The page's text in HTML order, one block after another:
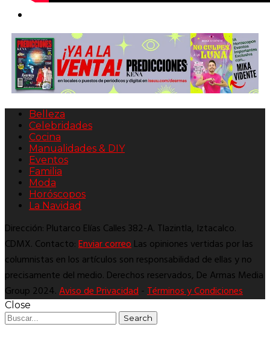
Belleza
Celebridades
Cocina
Manualidades & DIY
Eventos
Familia
Moda
Horóscopos
La Navidad
Dirección: Plutarco Elías Calles 382-A. Tlazintla, Iztacalco.
CDMX. Contacto:Enviar correoLas opiniones vertidas por las
columnistas en los artículos son responsabilidad de ellas y no
precisamente del medio. Derechos reservados, De Armas Media
Group 2024.Aviso de Privacidad-Términos y Condiciones
Close